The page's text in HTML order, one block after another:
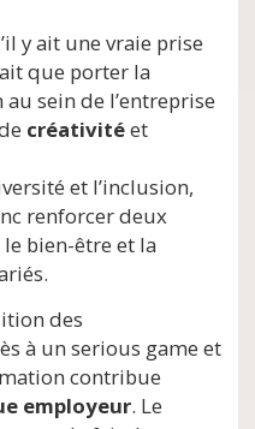
y ait une vraie prise
que porter la
sein de l’entreprise
créativitéet
et l’inclusion,
renforcer deux
bien-être et la
des
à un serious game et
contribue
employeur. Le